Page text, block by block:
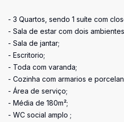
- 3 Quartos, sendo 1 suíte com
- Sala de estar com dois
- Sala de jantar;
- Escritorio;
- Toda com varanda;
- Cozinha com armarios e
- Área de serviço;
- Média de 180m²;
- WC social amplo ;